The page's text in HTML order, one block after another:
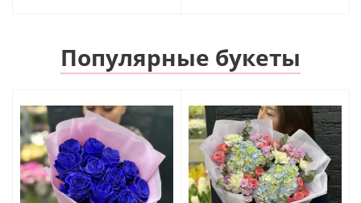
Популярные букеты